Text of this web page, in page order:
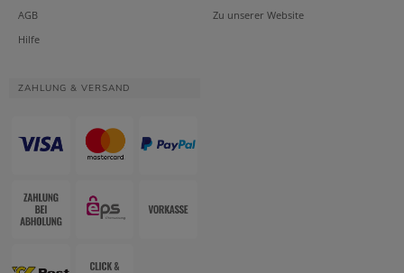
AGB
Hilfe
Zu unserer Website
ZAHLUNG & VERSAND